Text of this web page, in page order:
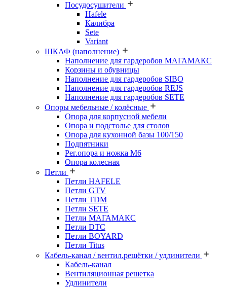
Посудосушители
Hafele
Калибра
Sete
Variant
ШКАФ (наполнение)
Наполнение для гардеробов МАГАМАКС
Корзины и обувницы
Наполнение для гардеробов SIBO
Наполнение для гардеробов REJS
Наполнение для гардеробов SETE
Опоры мебельные / колёсные
Опора для корпусной мебели
Опора и подстолье для столов
Опора для кухонной базы 100/150
Подпятники
Рег.опора и ножка М6
Опора колесная
Петли
Петли HAFELE
Петли GTV
Петли TDM
Петли SETE
Петли МАГАМАКС
Петли DTC
Петли BOYARD
Петли Titus
Кабель-канал / вентил.решётки / удлинители
Кабель-канал
Вентиляционная решетка
Удлинители